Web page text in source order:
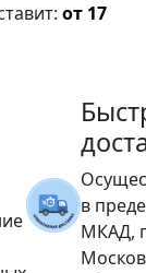
от 17
в
МКАД,